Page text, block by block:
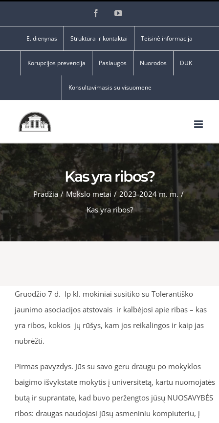
FacebookYouTube
E. dienynas Struktūra ir kontaktai Teisinė informacija
Korupcijos prevencija Paslaugos Nuorodos DUK
Konsultavimasis su visuomene
Kas yra ribos?
Pradžia / Mokslo metai / 2023-2024 m. m. /
Kas yra ribos?
Gruodžio 7 d. Ip kl. mokiniai susitiko su Tolerantiško
jaunimo asociacijos atstovais ir kalbėjosi apie ribas – kas
yra ribos, kokios jų rūšys, kam jos reikalingos ir kaip jas
nubrėžti.
Pirmas pavyzdys. Jūs su savo geru draugu po mokyklos
baigimo išvykstate mokytis į universitetą, kartu nuomojatės
butą ir suprantate, kad buvo peržengtos jūsų NUOSAVYBĖS
ribos: draugas naudojasi jūsų asmeniniu kompiuteriu, į